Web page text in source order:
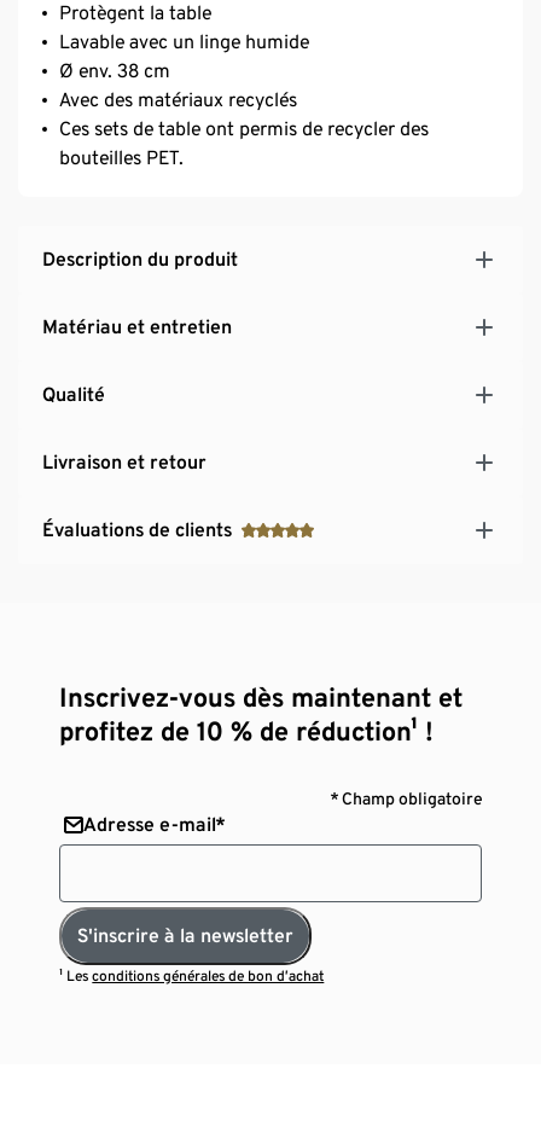
Protègent la table
Lavable avec un linge humide
Ø env. 38 cm
Avec des matériaux recyclés
Ces sets de table ont permis de recycler des
bouteilles PET.
Description du produit
Matériau et entretien
Qualité
Livraison et retour
Évaluations de clients
Inscrivez-vous dès maintenant et
profitez de 10 % de réduction¹ !
* Champ obligatoire
Adresse e-mail*
S'inscrire à la newsletter
¹ Lesconditions générales de bon d’achat